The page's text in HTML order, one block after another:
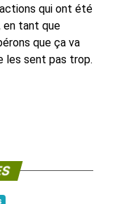
qui ont été
en tant que
que ça va
les sent pas trop.